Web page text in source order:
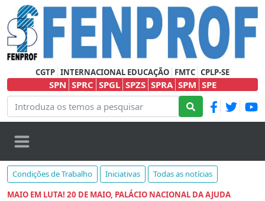
CGTP INTERNACIONAL EDUCAÇÃO FMTC CPLP-SE
SPN SPRC SPGL SPZS SPRA SPM SPE
Condições de Trabalho Iniciativas
Todas as notícias
MAIO EM LUTA! 20 DE MAIO, PALÁCIO NACIONAL DA AJUDA